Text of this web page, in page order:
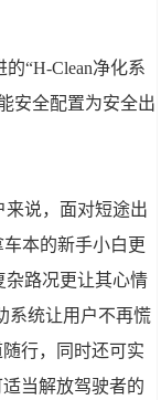
“H-Clean净化系
安全配置为安全出
来说，面对短途出
本的新手小白更
杂路况更让其心情
系统让用户不再慌
行，同时还可实
当解放驾驶者的